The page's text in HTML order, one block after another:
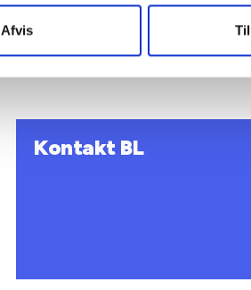
Afvis
beskæftigelse? Falder
indgår BL meget gerne i en dialog
partier om.”
Kontakt BL